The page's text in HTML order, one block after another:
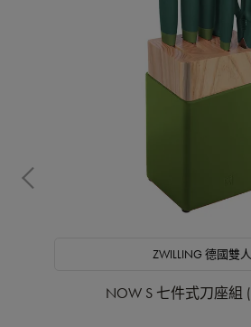
ZWILLING 德國雙人
NOW S 七件式刀座組